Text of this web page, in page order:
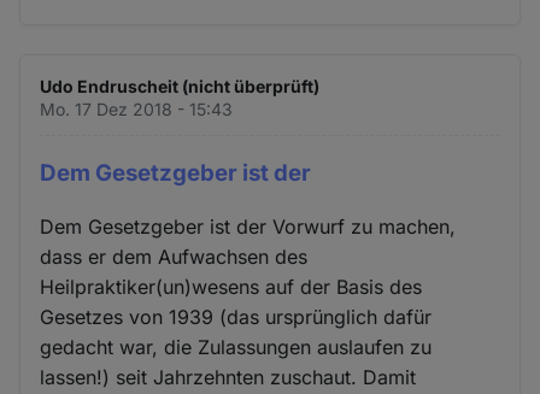
Udo Endruscheit (nicht überprüft)
Mo. 17 Dez 2018 - 15:43
Dem Gesetzgeber ist der
Dem Gesetzgeber ist der Vorwurf zu machen,
dass er dem Aufwachsen des
Heilpraktiker(un)wesens auf der Basis des
Gesetzes von 1939 (das ursprünglich dafür
gedacht war, die Zulassungen auslaufen zu
lassen!) seit Jahrzehnten zuschaut. Damit